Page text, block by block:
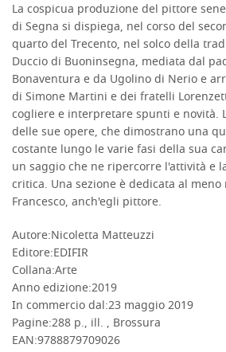
La cospicua produzione del pittore
di Segna si dispiega, nel corso del
quarto del Trecento, nel solco della
Duccio di Buoninsegna, mediata dal
Bonaventura e da Ugolino di Nerio e
di Simone Martini e dei fratelli
cogliere e interpretare spunti e novità.
delle sue opere, che dimostrano una
costante lungo le varie fasi della sua
un saggio che ne ripercorre l'attività e
critica. Una sezione è dedicata al
Francesco, anch'egli pittore.
Autore:Nicoletta Matteuzzi
Editore:EDIFIR
Collana:Arte
Anno edizione:2019
In commercio dal:23 maggio 2019
Pagine:288 p., ill. , Brossura
EAN:9788879709026